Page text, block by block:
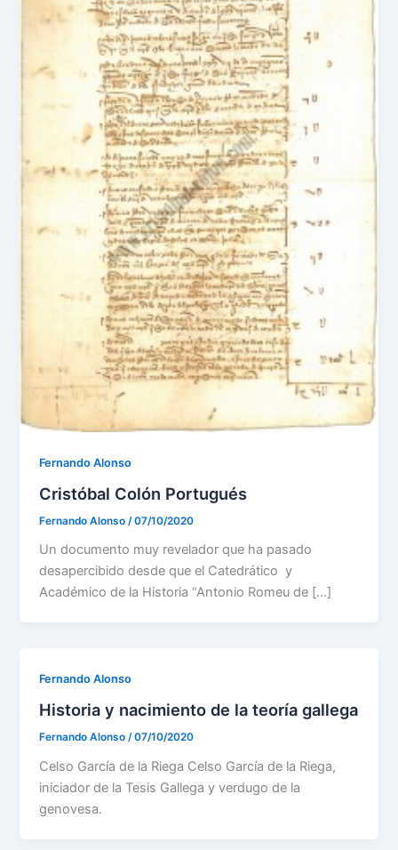
Fernando Alonso
Cristóbal Colón Portugués
Fernando Alonso /07/10/2020
Un documento muy revelador que ha pasado
desapercibido desde que el Catedrático y
Académico de la Historia “Antonio Romeu de […]
Fernando Alonso
Historia y nacimiento de la teoría gallega
Fernando Alonso/07/10/2020
Celso García de la Riega Celso García de la Riega,
iniciador de la Tesis Gallega y verdugo de la
genovesa.